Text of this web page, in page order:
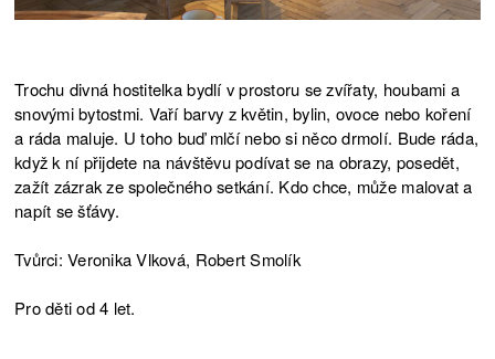
Trochu divná hostitelka bydlí v prostoru se zvířaty, houbami a
snovými bytostmi. Vaří barvy z květin, bylin, ovoce nebo koření
a ráda maluje. U toho buď mlčí nebo si něco drmolí. Bude ráda,
když k ní přijdete na návštěvu podívat se na obrazy, posedět,
zažít zázrak ze společného setkání. Kdo chce, může malovat a
napít se šťávy.
Tvůrci: Veronika Vlková, Robert Smolík
Pro děti od 4 let.